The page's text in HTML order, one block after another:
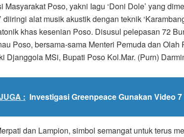
Masyarakat Poso, yakni Iagu ‘Doni Dole’ yang
diiringi alat musik akustik dengan teknik
khas kesenian Poso. Disusul pelepasan 72
Poso, bersama-sama Menteri Pemuda dan
Djanggola MSi, Bupati Poso Kol.Mar. (Purn)
: Investigasi Greenpeace Gunakan Video
dan Lampion, simbol semangat untuk terus